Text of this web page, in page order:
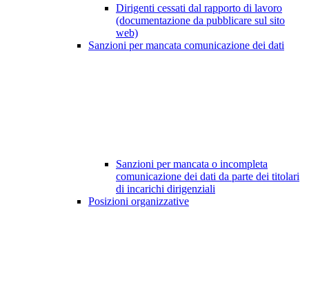
Dirigenti cessati dal rapporto di lavoro
(documentazione da pubblicare sul sito
web)
Sanzioni per mancata comunicazione dei dati
Sanzioni per mancata o incompleta
comunicazione dei dati da parte dei titolari
di incarichi dirigenziali
Posizioni organizzative